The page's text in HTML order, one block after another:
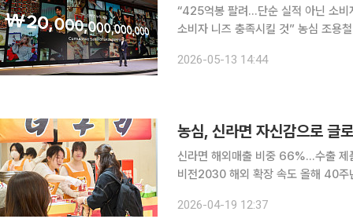
“425억봉 팔려...단순 실적 아닌 소비
소비자 니즈 충족시킬 것” 농심 조용철 대표이사는 13일 서울 중구 롯데호텔 서울에서 열린 신라면
며 “신라면도 40주년인 올해를 더 큰
2026-05-13 14:44
신라면 해외매출 비중 66%...수출 제
비전2030 해외 확장 속도 올해 40주년을 맞은 농심의 ‘신라면’. 1986년 출시 후 1991년부터 국내
전 세계 100여 개국에 판매되는 대표
2026-04-19 12:37